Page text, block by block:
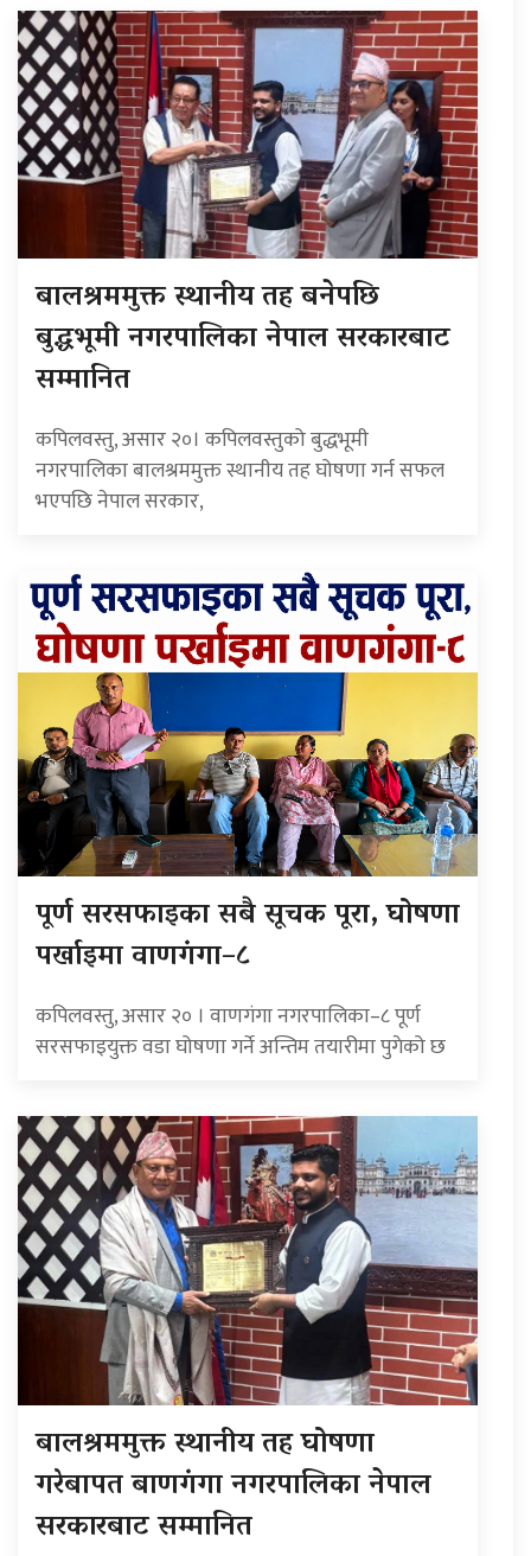
बालश्रममुक्त स्थानीय तह बनेपछि
बुद्धभूमी नगरपालिका नेपाल सरकारबाट
सम्मानित
कपिलवस्तु, असार २०। कपिलवस्तुको बुद्धभूमी
नगरपालिका बालश्रममुक्त स्थानीय तह घोषणा गर्न सफल
भएपछि नेपाल सरकार,
पूर्ण सरसफाइका सबै सूचक पूरा, घोषणा
पर्खाइमा वाणगंगा–८
कपिलवस्तु, असार २० । वाणगंगा नगरपालिका–८ पूर्ण
सरसफाइयुक्त वडा घोषणा गर्ने अन्तिम तयारीमा पुगेको छ
बालश्रममुक्त स्थानीय तह घोषणा
गरेबापत बाणगंगा नगरपालिका नेपाल
सरकारबाट सम्मानित